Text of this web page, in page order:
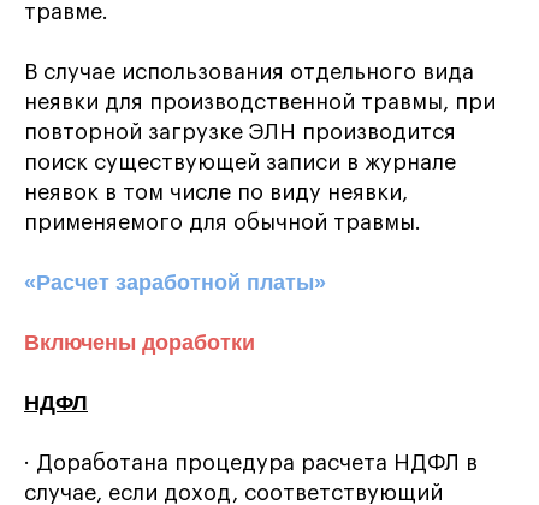
травме.
В случае использования отдельного вида
неявки для производственной травмы, при
повторной загрузке ЭЛН производится
поиск существующей записи в журнале
неявок в том числе по виду неявки,
применяемого для обычной травмы.
«Расчет заработной платы»
Включены доработки
НДФЛ
· Доработана процедура расчета НДФЛ в
случае, если доход, соответствующий